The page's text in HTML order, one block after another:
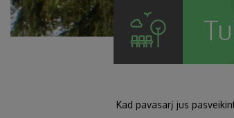
Kad pavasarį jus